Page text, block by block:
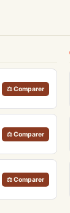
⚖ Comparer
⚖ Comparer
⚖ Comparer